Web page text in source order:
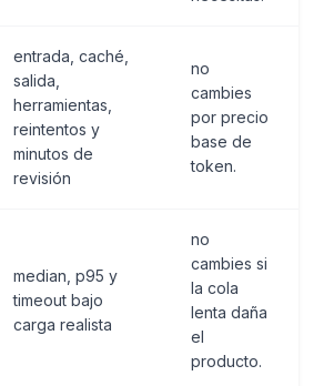
entrada, caché,
salida,
herramientas,
reintentos y
minutos de
revisión
no
cambies
por precio
base de
token.
median, p95 y
timeout bajo
carga realista
no
cambies si
la cola
lenta daña
el
producto.